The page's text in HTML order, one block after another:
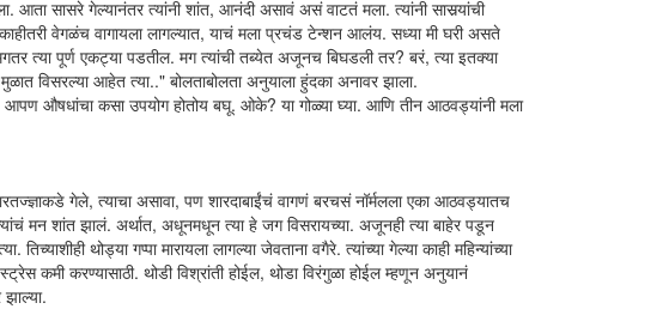
आता सासरे गेल्यानंतर त्यांनी शांत, आनंदी असावं असं वाटतं मला. त्यांनी सासर्‍यांची
वेगळंच वागायला लागल्यात, याचं मला प्रचंड टेन्शन आलंय. सध्या मी घरी असते
त्या पूर्ण एकट्या पडतील. मग त्यांची तब्येत अजूनच बिघडली तर? बरं, त्या इतक्या
मुळात विसरल्या आहेत त्या.." बोलताबोलता अनुयाला हुंदका अनावर झाला.
औषधांचा कसा उपयोग होतोय बघू. ओके? या गोळ्या घ्या. आणि तीन आठवड्यांनी मला
गेले, त्याचा असावा, पण शारदाबाईंचं वागणं बरचसं नॉर्मलला एका आठवड्यातच
मन शांत झालं. अर्थात, अधूनमधून त्या हे जग विसरायच्या. अजूनही त्या बाहेर पडून
थोड्या गप्पा मारायला लागल्या जेवताना वगैरे. त्यांच्या गेल्या काही महिन्यांच्या
कमी करण्यासाठी. थोडी विश्रांती होईल, थोडा विरंगुळा होईल म्हणून अनुयानं